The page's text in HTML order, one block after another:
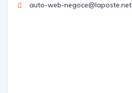
auto-web-negoce@laposte.net